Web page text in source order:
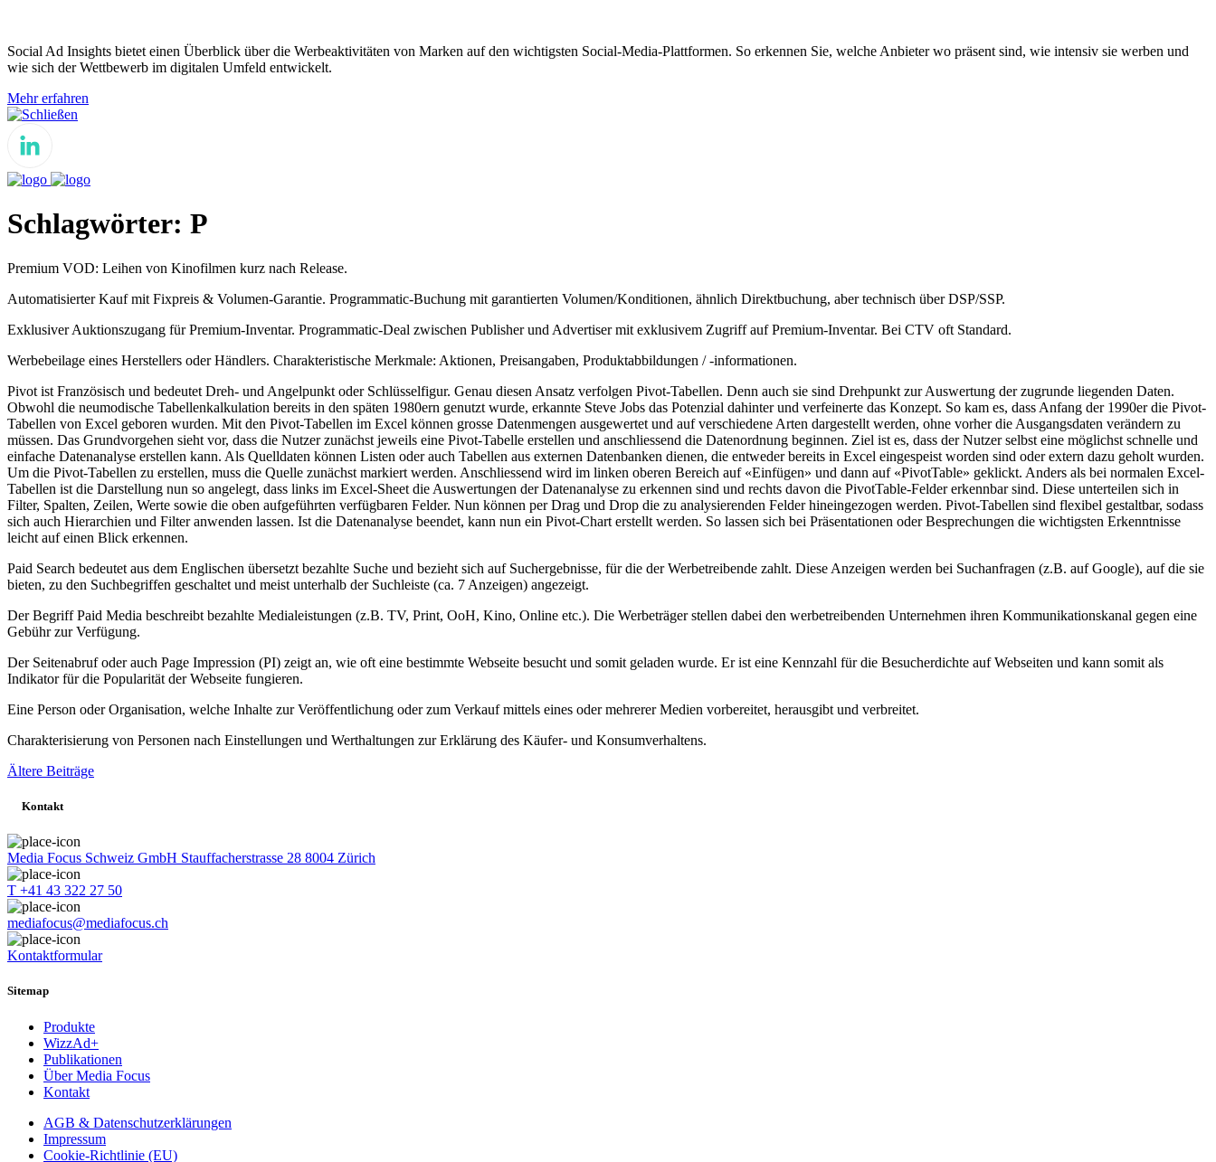
Social Ad Insights bietet einen Überblick über die Werbeaktivitäten von Marken auf den wichtigsten Social-Media-Plattformen. So erkennen Sie, welche Anbieter wo präsent sind, wie intensiv sie werben und
wie sich der Wettbewerb im digitalen Umfeld entwickelt.
Mehr erfahren
Schließen
Schlagwörter: P
Premium VOD: Leihen von Kinofilmen kurz nach Release.
Automatisierter Kauf mit Fixpreis & Volumen-Garantie. Programmatic-Buchung mit garantierten Volumen/Konditionen, ähnlich Direktbuchung, aber technisch über DSP/SSP.
Exklusiver Auktionszugang für Premium-Inventar. Programmatic-Deal zwischen Publisher und Advertiser mit exklusivem Zugriff auf Premium-Inventar. Bei CTV oft Standard.
Werbebeilage eines Herstellers oder Händlers. Charakteristische Merkmale: Aktionen, Preisangaben, Produktabbildungen / -informationen.
Pivot ist Französisch und bedeutet Dreh- und Angelpunkt oder Schlüsselfigur. Genau diesen Ansatz verfolgen Pivot-Tabellen. Denn auch sie sind Drehpunkt zur Auswertung der zugrunde liegenden Daten.
Obwohl die neumodische Tabellenkalkulation bereits in den späten 1980ern genutzt wurde, erkannte Steve Jobs das Potenzial dahinter und verfeinerte das Konzept. So kam es, dass Anfang der 1990er die Pivot-
Tabellen von Excel geboren wurden. Mit den Pivot-Tabellen im Excel können grosse Datenmengen ausgewertet und auf verschiedene Arten dargestellt werden, ohne vorher die Ausgangsdaten verändern zu
müssen. Das Grundvorgehen sieht vor, dass die Nutzer zunächst jeweils eine Pivot-Tabelle erstellen und anschliessend die Datenordnung beginnen. Ziel ist es, dass der Nutzer selbst eine möglichst schnelle und
einfache Datenanalyse erstellen kann. Als Quelldaten können Listen oder auch Tabellen aus externen Datenbanken dienen, die entweder bereits in Excel eingespeist worden sind oder extern dazu geholt wurden.
Um die Pivot-Tabellen zu erstellen, muss die Quelle zunächst markiert werden. Anschliessend wird im linken oberen Bereich auf «Einfügen» und dann auf «PivotTable» geklickt. Anders als bei normalen Excel-
Tabellen ist die Darstellung nun so angelegt, dass links im Excel-Sheet die Auswertungen der Datenanalyse zu erkennen sind und rechts davon die PivotTable-Felder erkennbar sind. Diese unterteilen sich in
Filter, Spalten, Zeilen, Werte sowie die oben aufgeführten verfügbaren Felder. Nun können per Drag und Drop die zu analysierenden Felder hineingezogen werden. Pivot-Tabellen sind flexibel gestaltbar, sodass
sich auch Hierarchien und Filter anwenden lassen. Ist die Datenanalyse beendet, kann nun ein Pivot-Chart erstellt werden. So lassen sich bei Präsentationen oder Besprechungen die wichtigsten Erkenntnisse
leicht auf einen Blick erkennen.
Paid Search bedeutet aus dem Englischen übersetzt bezahlte Suche und bezieht sich auf Suchergebnisse, für die der Werbetreibende zahlt. Diese Anzeigen werden bei Suchanfragen (z.B. auf Google), auf die sie
bieten, zu den Suchbegriffen geschaltet und meist unterhalb der Suchleiste (ca. 7 Anzeigen) angezeigt.
Der Begriff Paid Media beschreibt bezahlte Medialeistungen (z.B. TV, Print, OoH, Kino, Online etc.). Die Werbeträger stellen dabei den werbetreibenden Unternehmen ihren Kommunikationskanal gegen eine
Gebühr zur Verfügung.
Der Seitenabruf oder auch Page Impression (PI) zeigt an, wie oft eine bestimmte Webseite besucht und somit geladen wurde. Er ist eine Kennzahl für die Besucherdichte auf Webseiten und kann somit als
Indikator für die Popularität der Webseite fungieren.
Eine Person oder Organisation, welche Inhalte zur Veröffentlichung oder zum Verkauf mittels eines oder mehrerer Medien vorbereitet, herausgibt und verbreitet.
Charakterisierung von Personen nach Einstellungen und Werthaltungen zur Erklärung des Käufer- und Konsumverhaltens.
Beitragsnavigation
Ältere Beiträge
Kontakt
Media Focus Schweiz GmbH Stauffacherstrasse 28 8004 Zürich
T +41 43 322 27 50
mediafocus@mediafocus.ch
Kontaktformular
Sitemap
Produkte
WizzAd+
Publikationen
Über Media Focus
Kontakt
AGB & Datenschutzerklärungen
Impressum
Cookie-Richtlinie (EU)